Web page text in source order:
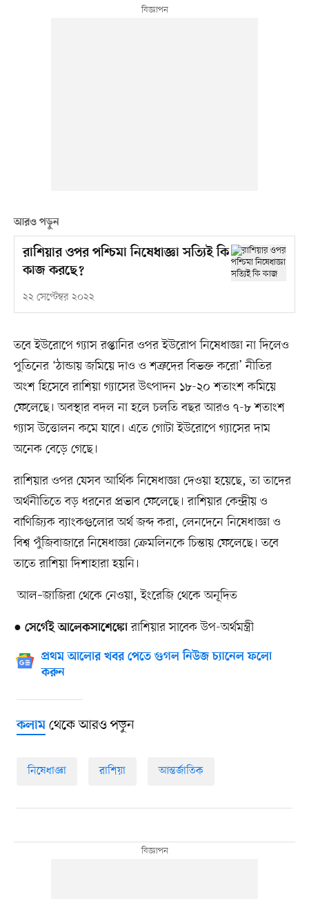
আরও পড়ুন
রাশিয়ার ওপর পশ্চিমা নিষেধাজ্ঞা সত্যিই কি
কাজ করছে?
২২ সেপ্টেম্বর ২০২২
তবে ইউরোপে গ্যাস রপ্তানির ওপর ইউরোপ নিষেধাজ্ঞা না দিলেও
পুতিনের ‘ঠান্ডায় জমিয়ে দাও ও শত্রুদের বিভক্ত করো’ নীতির
অংশ হিসেবে রাশিয়া গ্যাসের উৎপাদন ১৮-২০ শতাংশ কমিয়ে
ফেলেছে। অবস্থার বদল না হলে চলতি বছর আরও ৭-৮ শতাংশ
গ্যাস উত্তোলন কমে যাবে। এতে গোটা ইউরোপে গ্যাসের দাম
অনেক বেড়ে গেছে।
রাশিয়ার ওপর যেসব আর্থিক নিষেধাজ্ঞা দেওয়া হয়েছে, তা তাদের
অর্থনীতিতে বড় ধরনের প্রভাব ফেলেছে। রাশিয়ার কেন্দ্রীয় ও
বাণিজ্যিক ব্যাংকগুলোর অর্থ জব্দ করা, লেনদেনে নিষেধাজ্ঞা ও
বিশ্ব পুঁজিবাজারে নিষেধাজ্ঞা ক্রেমলিনকে চিন্তায় ফেলেছে। তবে
তাতে রাশিয়া দিশাহারা হয়নি।
আল–জাজিরা থেকে নেওয়া, ইংরেজি থেকে অনূদিত
● সের্গেই আলেকসাশেঙ্কোরাশিয়ার সাবেক উপ-অর্থমন্ত্রী
প্রথম আলোর খবর পেতে গুগল নিউজ চ্যানেল ফলো
করুন
কলামথেকে আরও পড়ুন
নিষেধাজ্ঞা রাশিয়া আন্তর্জাতিক